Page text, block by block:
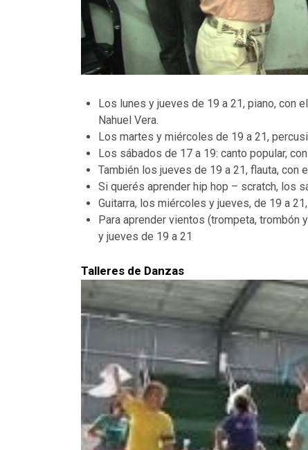
Los lunes y jueves de 19 a 21, piano, con
Nahuel Vera.
Los martes y miércoles de 19 a 21,
Los sábados de 17 a 19: canto popular,
También los jueves de 19 a 21, flauta, con
Si querés aprender hip hop – scratch, los
Guitarra, los miércoles y jueves, de 19 a
Para aprender vientos (trompeta, trombón
y jueves de 19 a 21
Talleres de Danzas